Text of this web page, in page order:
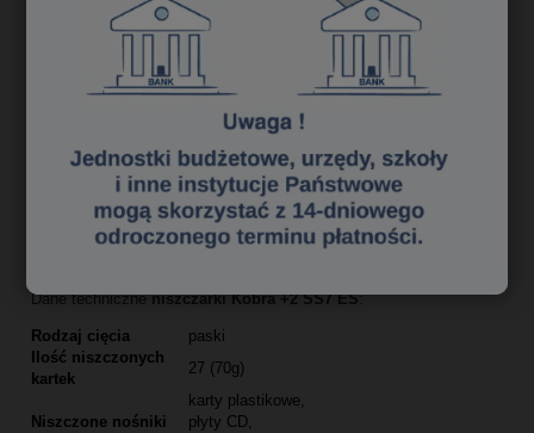
wygodnego i bezpiecznego użytkowania.
Dane techniczneniszczarki Kobra +2 SS7 ES:
Rodzaj cięcia
paski
Ilość niszczonych
kartek
27 (70g)
Niszczone nośniki
karty plastikowe,
płyty CD,